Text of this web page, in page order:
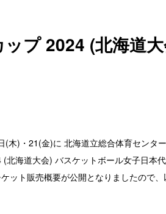
プ 2024 (北海道
(木)・21(金)に 北海道立総合体育センタ
(北海道大会) バスケットボール女子日本
ット販売概要が公開となりましたので、